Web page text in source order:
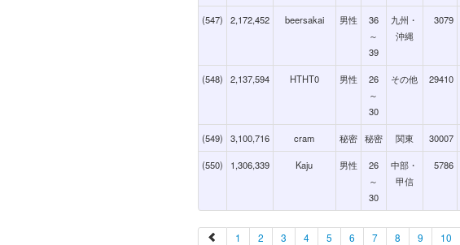
(547) 2,172,452 beersakai 男性
36
～
39
九州・
沖縄
3079
(548) 2,137,594 HTHT0 男性
26
～
30
その他 29410
(549) 3,100,716 cram 秘密 秘密 関東 30007
(550) 1,306,339 Kaju 男性
26
～
30
中部・
甲信
5786
1 2 3 4 5 6 7 8 9 10